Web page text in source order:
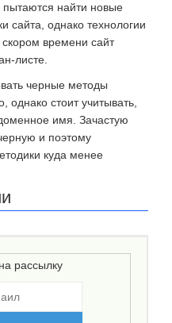
найти новые
сайта, однако технологии
времени сайт
листе.
черные методы
однако стоит учитывать,
имя. Зачастую
и поэтому
куда менее
рассылку